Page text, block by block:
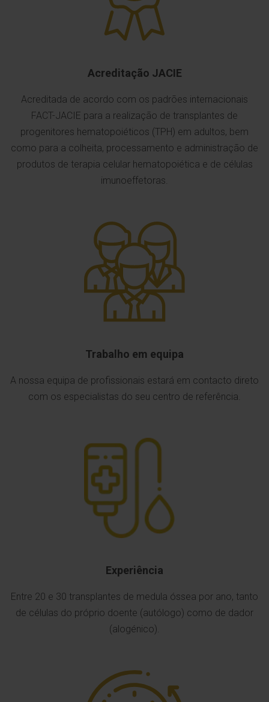
Acreditação JACIE
Acreditada de acordo com os padrões internacionais
FACT-JACIE para a realização de transplantes de
progenitores hematopoiéticos (TPH) em adultos, bem
como para a colheita, processamento e administração de
produtos de terapia celular hematopoiética e de células
imunoeffetoras.
Trabalho em equipa
A nossa equipa de profissionais estará em contacto direto
com os especialistas do seu centro de referência.
Experiência
Entre 20 e 30 transplantes de medula óssea por ano, tanto
de células do próprio doente (autólogo) como de dador
(alogénico).